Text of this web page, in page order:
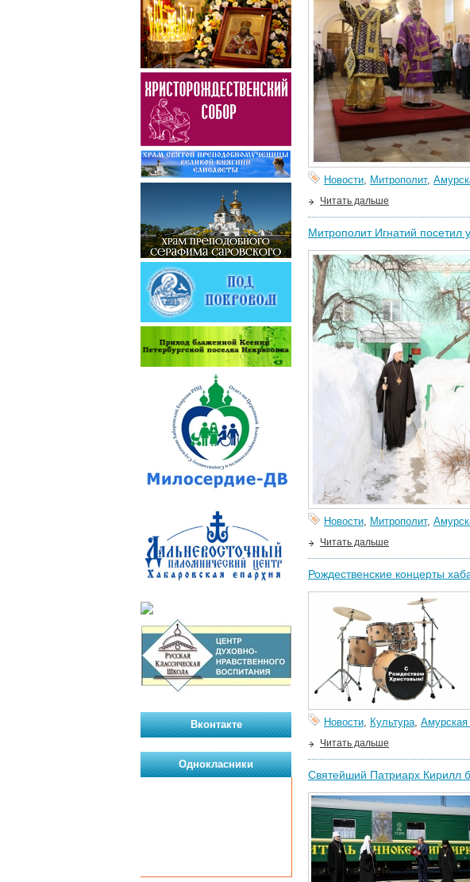
Новости, Митрополит,
Читать дальше
Митрополит Игнатий
Новости, Митрополит,
Читать дальше
Рождественские концерты
Новости, Культура, Амурская
Читать дальше
Святейший Патриарх Кирилл
Вконтакте
Однокласники